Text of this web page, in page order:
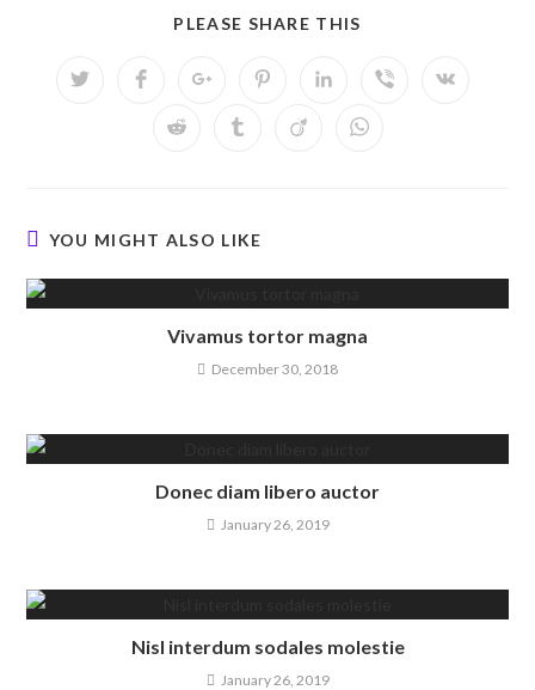
PLEASE SHARE THIS
YOU MIGHT ALSO LIKE
Vivamus tortor magna
December 30, 2018
Donec diam libero auctor
January 26, 2019
Nisl interdum sodales molestie
January 26, 2019